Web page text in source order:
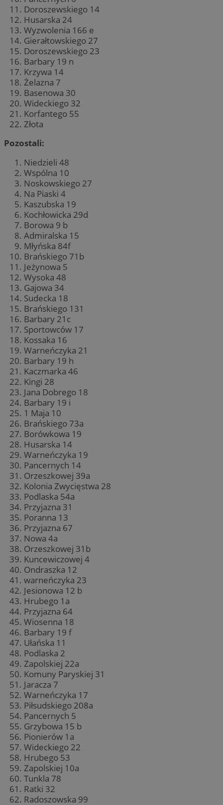
Doroszewskiego 14
Husarska 24
Wyzwolenia 166 e
Gierałtowskiego 27
Doroszewskiego 23
Barbary 19 n
Krzywa 14
Żelazna 7
Basenowa 30
Wideckiego 32
Korfantego 55
Złota
Pozostali:
Niedzieli 48
Wspólna 10
Noskowskiego 27
Na Piaski 4
Kaszubska 19
Kochłowicka 29d
Borowa 9 b
Admiralska 15
Młyńska 84f
Brańskiego 71b
Jeżynowa 5
Wysoka 48
Gajowa 34
Sudecka 18
Brańskiego 131
Barbary 21c
Sportowców 17
Kossaka 16
Warneńczyka 21
Barbary 19 h
Kaczmarka 46
Kingi 28
Jana Dobrego 18
Barbary 19 i
1 Maja 10
Brańskiego 73a
Borówkowa 19
Husarska 14
Warneńczyka 19
Pancernych 14
Orzeszkowej 39a
Kolonia Zwycięstwa 28
Podlaska 54a
Przyjazna 31
Poranna 13
Przyjazna 67
Nowa 4a
Orzeszkowej 31b
Kuncewiczowej 4
Ondraszka 12
warneńczyka 23
Jesionowa 12 b
Hrubego 1a
Przyjazna 64
Wiosenna 18
Barbary 19 f
Ułańska 11
Podlaska 2
Zapolskiej 22a
Komuny Paryskiej 31
Jaracza 7
Warneńczyka 17
Piłsudskiego 208a
Pancernych 5
Grzybowa 15 b
Pionierów 1a
Wideckiego 22
Hrubego 53
Zapolskiej 10a
Tunkla 78
Ratki 32
Radoszowska 99